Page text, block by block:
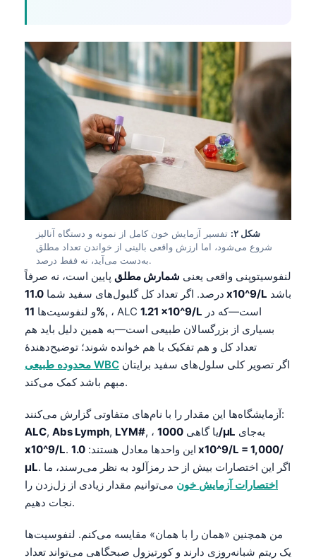
شکل ۲:
تفسیر آزمایش خون کامل از نمونه و دستگاه آنالیز
شروع می‌شود، اما ارزش واقعی بالینی از خواندن تعداد مطلق
به‌دست می‌آید، نه فقط درصد.
لنفوسیتوپنی واقعی یعنی شمارش مطلق پایین است، نه صرفاً
درصد. اگر تعداد کل گلبول‌های سفید شما 11.0 x10^9/L
و لنفوسیت‌ها11%, ، ALC 1.21 x10^9/L
بسیاری از بزرگسالان طبیعی است—به همین دلیل باید هم
تعداد کل و هم تفکیک با هم خوانده شوند؛ توضیح‌دهندهٔ
محدوده طبیعی WBC
مبهم باشد کمک می‌کند.
آزمایشگاه‌ها این مقدار را با نام‌های متفاوتی گزارش می‌کنند:
ALC, Abs Lymph, LYM# , ، یا گاهی1000/µL به‌جای
x10^9/L
. این واحدها معادل هستند: 1.0 x10^9/L = 1,000/
µL . اگر این اختصارات بیش از حد رمزآلود به نظر می‌رسند، ما
اختصارات آزمایش خون می‌توانیم مقدار زیادی از زل‌زدن را
نجات دهیم.
من همچنین «همان را با همان» مقایسه می‌کنم. لنفوسیت‌ها
یک ریتم شبانه‌روزی دارند و کورتیزول صبحگاهی می‌تواند تعداد